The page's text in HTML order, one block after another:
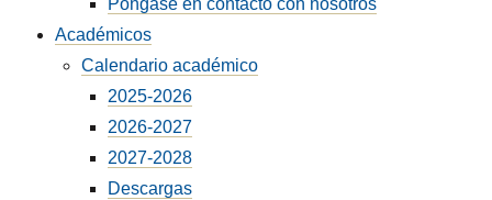
Póngase en contacto con nosotros
Académicos
Calendario académico
2025-2026
2026-2027
2027-2028
Descargas